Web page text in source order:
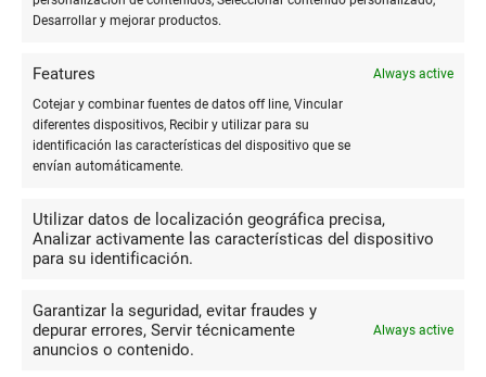
Desarrollar y mejorar productos.
Features
Always active
Cotejar y combinar fuentes de datos off line, Vincular
diferentes dispositivos, Recibir y utilizar para su
identificación las características del dispositivo que se
envían automáticamente.
Utilizar datos de localización geográfica precisa,
Analizar activamente las características del dispositivo
para su identificación.
Garantizar la seguridad, evitar fraudes y
depurar errores, Servir técnicamente
anuncios o contenido.
Always active
favor. Prepotencia y mala educación.
Horrible atención de la dueña,
cobran 70cts por una fotocopia
NEGRO. Lo peor que he visto en mi vida.
Maleducada, mala atención y despreciable en general. Encima